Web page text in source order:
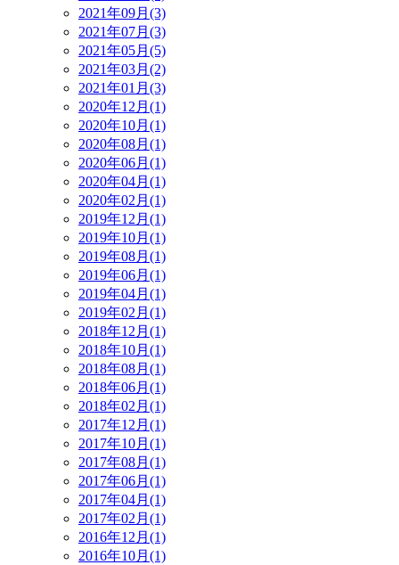
2021年09月(3)
2021年07月(3)
2021年05月(5)
2021年03月(2)
2021年01月(3)
2020年12月(1)
2020年10月(1)
2020年08月(1)
2020年06月(1)
2020年04月(1)
2020年02月(1)
2019年12月(1)
2019年10月(1)
2019年08月(1)
2019年06月(1)
2019年04月(1)
2019年02月(1)
2018年12月(1)
2018年10月(1)
2018年08月(1)
2018年06月(1)
2018年02月(1)
2017年12月(1)
2017年10月(1)
2017年08月(1)
2017年06月(1)
2017年04月(1)
2017年02月(1)
2016年12月(1)
2016年10月(1)